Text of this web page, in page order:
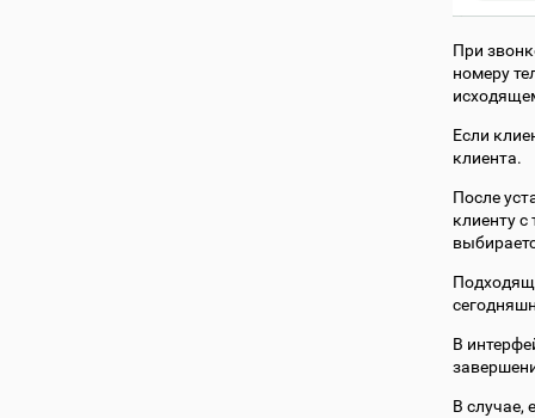
При
номеру
Если
клиента.
После
клиенту
В
В случае,